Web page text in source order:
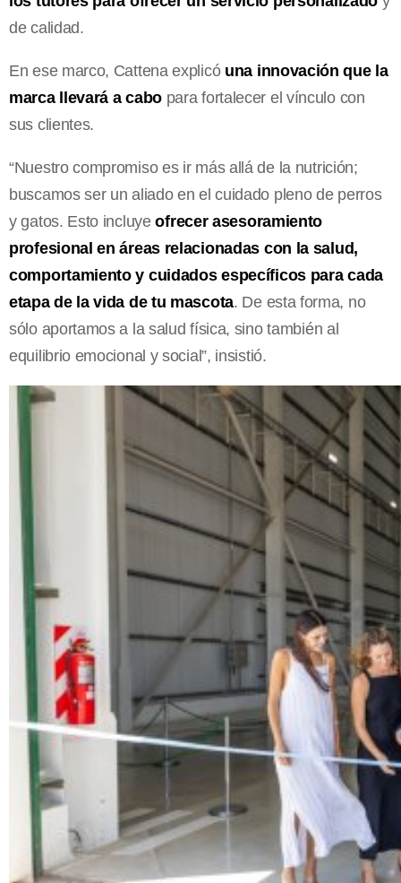
de calidad.
En ese marco, Cattena explicó una innovación que la
marca llevará a cabo para fortalecer el vínculo con
sus clientes.
“Nuestro compromiso es ir más allá de la nutrición;
buscamos ser un aliado en el cuidado pleno de perros
y gatos. Esto incluyeofrecer asesoramiento
profesional en áreas relacionadas con la salud,
comportamiento y cuidados específicos para cada
etapa de la vida de tu mascota. De esta forma, no
sólo aportamos a la salud física, sino también al
equilibrio emocional y social”, insistió.